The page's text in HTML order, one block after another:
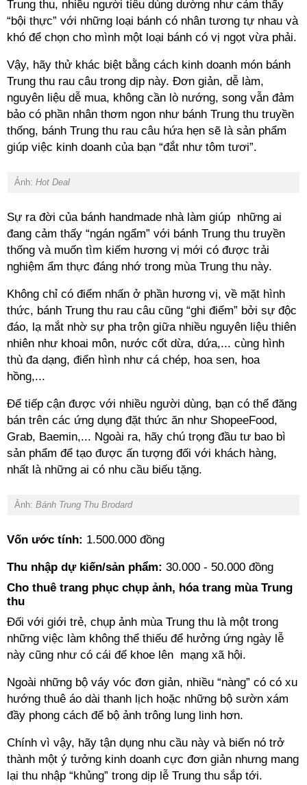
Trung thu, nhiều người tiêu dùng dường như cảm thấy
“bội thực” với những loại bánh có nhân tương tự nhau và
khó để chọn cho mình một loại bánh có vị ngọt vừa phải.
Vậy, hãy thử khác biệt bằng cách kinh doanh món bánh
Trung thu rau câu trong dịp này. Đơn giản, dễ làm,
nguyên liệu dễ mua, không cần lò nướng, song vẫn đảm
bảo có phần nhân thơm ngon như bánh Trung thu truyền
thống, bánh Trung thu rau câu hứa hẹn sẽ là sản phẩm
giúp việc kinh doanh của bạn “đắt như tôm tươi”.
Ảnh: Hot Deal
Sự ra đời của bánh handmade nhà làm giúp những ai
đang cảm thấy “ngán ngẩm” với bánh Trung thu truyền
thống và muốn tìm kiếm hương vị mới có được trải
nghiệm ẩm thực đáng nhớ trong mùa Trung thu này.
Không chỉ có điểm nhấn ở phần hương vị, về mặt hình
thức, bánh Trung thu rau câu cũng “ghi điểm” bởi sự độc
đáo, lạ mắt nhờ sự pha trộn giữa nhiều nguyên liệu thiên
nhiên như khoai môn, nước cốt dừa, dứa,... cùng hình
thù đa dạng, điển hình như cá chép, hoa sen, hoa
hồng,...
Để tiếp cận được với nhiều người dùng, bạn có thể đăng
bán trên các ứng dụng đặt thức ăn như ShopeeFood,
Grab, Baemin,... Ngoài ra, hãy chú trọng đầu tư bao bì
sản phẩm để tạo được ấn tượng đối với khách hàng,
nhất là những ai có nhu cầu biếu tặng.
Ảnh: Bánh Trung Thu Brodard
Vốn ước tính: 1.500.000 đồng
Thu nhập dự kiến/sản phẩm: 30.000 - 50.000 đồng
Cho thuê trang phục chụp ảnh, hóa trang mùa Trung
thu
Đối với giới trẻ, chụp ảnh mùa Trung thu là một trong
những việc làm không thể thiếu để hưởng ứng ngày lễ
này cũng như có cái để khoe lên mạng xã hội.
Ngoài những bộ váy vóc đơn giản, nhiều “nàng” có có xu
hướng thuê áo dài thanh lịch hoặc những bộ sườn xám
đầy phong cách để bộ ảnh trông lung linh hơn.
Chính vì vậy, hãy tận dụng nhu cầu này và biến nó trở
thành một ý tưởng kinh doanh cực đơn giản nhưng mang
lại thu nhập “khủng” trong dịp lễ Trung thu sắp tới.